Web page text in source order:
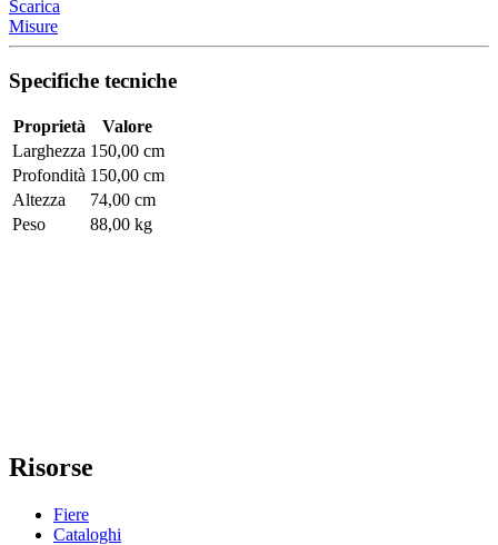
Scarica
Misure
Specifiche tecniche
Proprietà
Valore
Larghezza 150,00 cm
Profondità 150,00 cm
Altezza
74,00 cm
Peso
88,00 kg
Risorse
Fiere
Cataloghi